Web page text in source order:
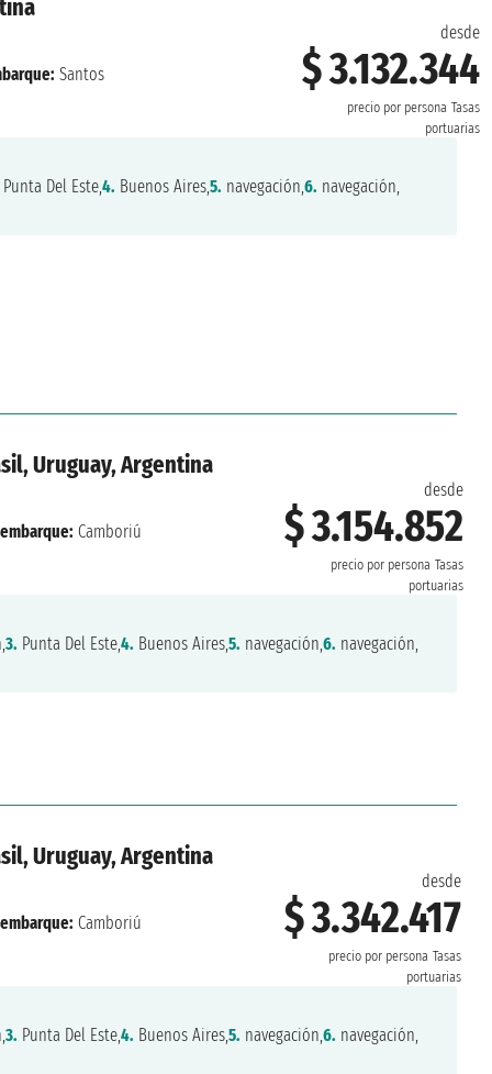
desde
$ 3.132.344
precio por persona Tasas
portuarias
Santos
Punta Del Este,4. Buenos Aires,5. navegación,6. navegación,
Uruguay, Argentina
desde
$ 3.154.852
precio por persona Tasas
portuarias
Camboriú
3. Punta Del Este,4. Buenos Aires,5. navegación,6. navegación,
Uruguay, Argentina
desde
$ 3.342.417
precio por persona Tasas
portuarias
Camboriú
3. Punta Del Este,4. Buenos Aires,5. navegación,6. navegación,